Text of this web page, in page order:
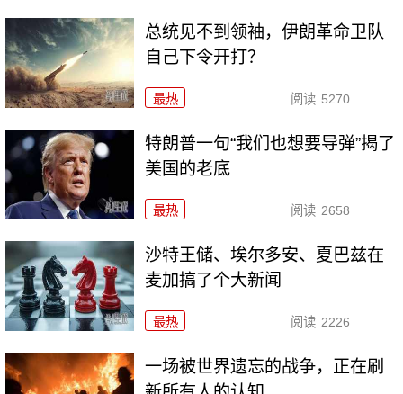
总统见不到领袖，伊朗革命卫队
自己下令开打？
最热 阅读 5270
特朗普一句“我们也想要导弹”揭了
美国的老底
最热 阅读 2658
沙特王储、埃尔多安、夏巴兹在
麦加搞了个大新闻
最热 阅读 2226
一场被世界遗忘的战争，正在刷